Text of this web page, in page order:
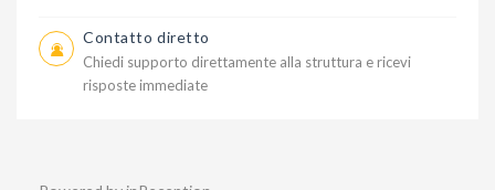
Contatto diretto
Chiedi supporto direttamente alla struttura e ricevi
risposte immediate